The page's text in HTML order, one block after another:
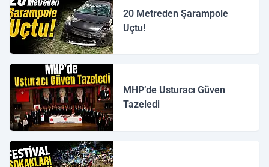
20 Metreden Şarampole
Uçtu!
MHP’de Usturacı Güven
Tazeledi